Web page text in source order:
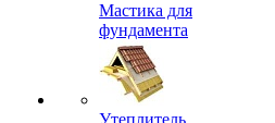
Мастика для
фундамента
Утеплитель